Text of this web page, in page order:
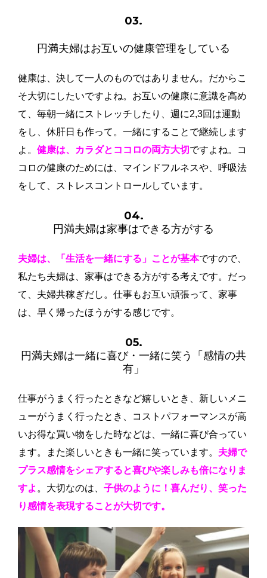
03.
円満夫婦はお互いの健康管理をしている
健康は、決して一人のものではありません。だからこ
そ大切にしたいですよね。お互いの健康に意識を高め
て、毎朝一緒にストレッチしたり、週に2,3回は運動
をし、休肝日も作って。一緒にすることで継続します
よ。 健康は、カラダとココロの両方大切ですよね。コ
コロの健康のためには、マインドフルネスや、呼吸法
をして、ストレスコントロールしています。
04.
円満夫婦は家事はできる方がする
夫婦は、「生活を一緒にする」ことが基本ですので、
私たち夫婦は、家事はできる方がする考えです。だっ
て、夫婦共稼ぎだし。仕事もお互い頑張って、家事
は、早く帰ったほうがする感じです。
05.
円満夫婦は一緒に喜び・一緒に笑う「感情の共
有」
仕事がうまく行ったときなど嬉しいとき、新しいメニ
ューがうまく行ったとき、コストパフォーマンスが高
いお得な買い物をした時などは、一緒に喜び合ってい
ます。また楽しいときも一緒に笑っています。 夫婦で
プラス感情をシェアすると喜びや楽しみも倍になりま
すよ 。大切なのは、 子供のように！喜んだり、笑った
り感情を表現することが大切です。